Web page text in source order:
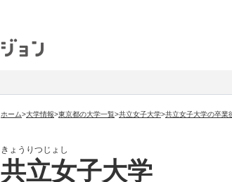
ホーム>大学情報>東京都の大学一覧>共立女子大学>共立女子大学の卒業
きょうりつじょし
共立女子大学